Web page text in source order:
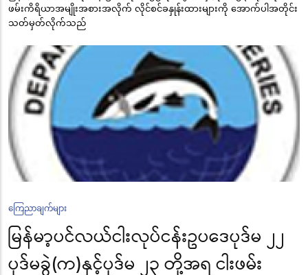
ဖမ်းကိရိယာအမျိုးအစားအလိုက် လိုင်စင်ခနှုန်းထားများကို အောက်ပါအတိုင်း
သတ်မှတ်လိုက်သည်
ကြေညာချက်များ
မြန်မာ့ပင်လယ်ငါးလုပ်ငန်းဥပဒေပုဒ်မ ၂၂
ပုဒ်မခွဲ(က)နှင့်ပုဒ်မ ၂၃ တို့အရ ငါးဖမ်း